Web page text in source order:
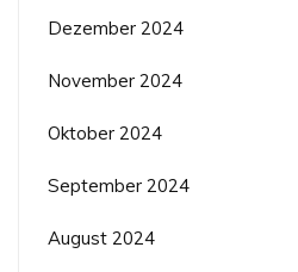
Dezember 2024
November 2024
Oktober 2024
September 2024
August 2024